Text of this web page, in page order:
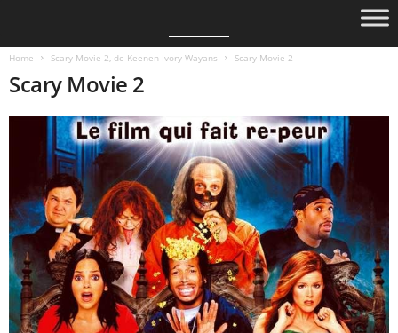
Home Scary Movie 2, de Keenen Ivory Wayans Scary Movie 2
Scary Movie 2